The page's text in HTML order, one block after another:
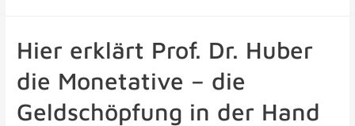
Hier erklärt Prof. Dr. Huber
die Monetative – die
Geldschöpfung in der Hand